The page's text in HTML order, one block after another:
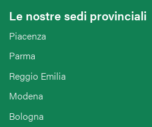
Le nostre sedi provinciali
Piacenza
Parma
Reggio Emilia
Modena
Bologna